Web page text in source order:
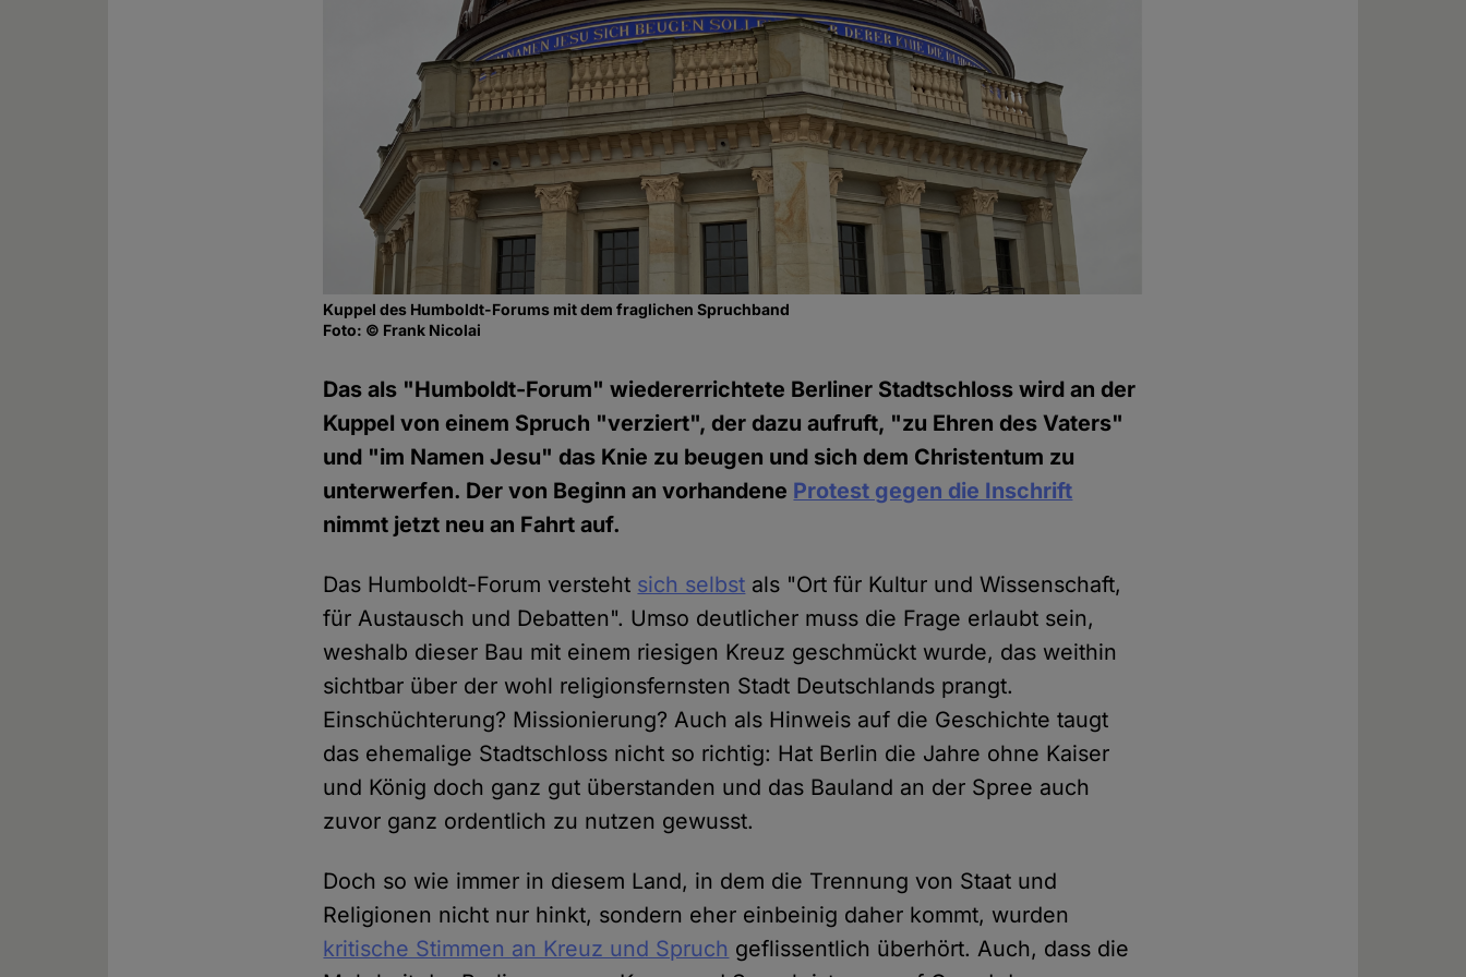
Kuppel des Humboldt-Forums mit dem fraglichen Spruchband
Foto: © Frank Nicolai
Das als "Humboldt-Forum" wiedererrichtete Berliner Stadtschloss wird an der
Kuppel von einem Spruch "verziert", der dazu aufruft, "zu Ehren des Vaters"
und "im Namen Jesu" das Knie zu beugen und sich dem Christentum zu
unterwerfen. Der von Beginn an vorhandene Protest gegen die Inschrift
nimmt jetzt neu an Fahrt auf.
Das Humboldt-Forum versteht sich selbst als "Ort für Kultur und Wissenschaft,
für Austausch und Debatten". Umso deutlicher muss die Frage erlaubt sein,
weshalb dieser Bau mit einem riesigen Kreuz geschmückt wurde, das weithin
sichtbar über der wohl religionsfernsten Stadt Deutschlands prangt.
Einschüchterung? Missionierung? Auch als Hinweis auf die Geschichte taugt
das ehemalige Stadtschloss nicht so richtig: Hat Berlin die Jahre ohne Kaiser
und König doch ganz gut überstanden und das Bauland an der Spree auch
zuvor ganz ordentlich zu nutzen gewusst.
Doch so wie immer in diesem Land, in dem die Trennung von Staat und
Religionen nicht nur hinkt, sondern eher einbeinig daher kommt, wurden
kritische Stimmen an Kreuz und Spruch geflissentlich überhört. Auch, dass die